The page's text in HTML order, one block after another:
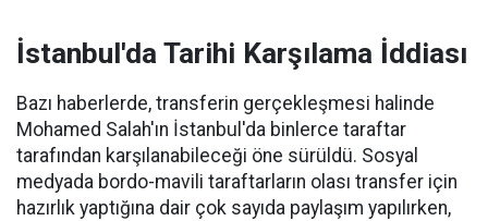
İstanbul'da Tarihi Karşılama İddiası
Bazı haberlerde, transferin gerçekleşmesi halinde
Mohamed Salah'ın İstanbul'da binlerce taraftar
tarafından karşılanabileceği öne sürüldü. Sosyal
medyada bordo-mavili taraftarların olası transfer için
hazırlık yaptığına dair çok sayıda paylaşım yapılırken,